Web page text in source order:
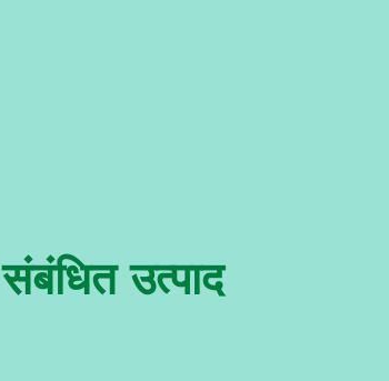
संबंधित उत्पाद